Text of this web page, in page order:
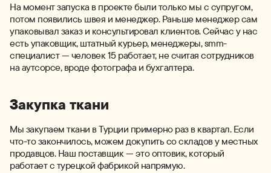
На момент запуска в проекте были только мы с супругом,
потом появились швея и менеджер. Раньше менеджер сам
упаковывал заказ и консультировал клиентов. Сейчас у нас
есть упаковщик, штатный курьер, менеджеры, smm-
специалист — человек 15 работает, не считая сотрудников
на аутсорсе, вроде фотографа и бухгалтера.
Закупка ткани
Мы закупаем ткани в Турции примерно раз в квартал. Если
что-то закончилось, можем докупить со складов у местных
продавцов. Наш поставщик — это оптовик, который
работает с турецкой фабрикой напрямую.